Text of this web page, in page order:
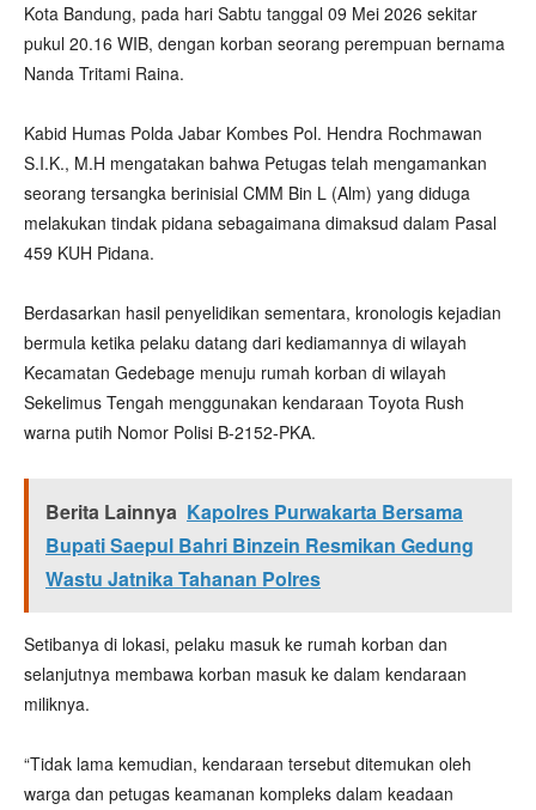
Kota Bandung, pada hari Sabtu tanggal 09 Mei 2026 sekitar
pukul 20.16 WIB, dengan korban seorang perempuan bernama
Nanda Tritami Raina.
Kabid Humas Polda Jabar Kombes Pol. Hendra Rochmawan
S.I.K., ‎M.H mengatakan bahwa Petugas telah mengamankan
seorang tersangka berinisial CMM Bin L (Alm) yang diduga
melakukan tindak pidana sebagaimana dimaksud dalam Pasal
459 KUH Pidana.
‎Berdasarkan hasil penyelidikan sementara, kronologis kejadian
bermula ketika pelaku datang dari kediamannya di wilayah
Kecamatan Gedebage menuju rumah korban di wilayah
Sekelimus Tengah menggunakan kendaraan Toyota Rush
warna putih Nomor Polisi B-2152-PKA.
Berita Lainnya Kapolres Purwakarta Bersama
Bupati Saepul Bahri Binzein Resmikan Gedung
Wastu Jatnika Tahanan Polres
Setibanya di lokasi, pelaku masuk ke rumah korban dan
selanjutnya membawa korban masuk ke dalam kendaraan
miliknya.
“‎Tidak lama kemudian, kendaraan tersebut ditemukan oleh
warga dan petugas keamanan kompleks dalam keadaan